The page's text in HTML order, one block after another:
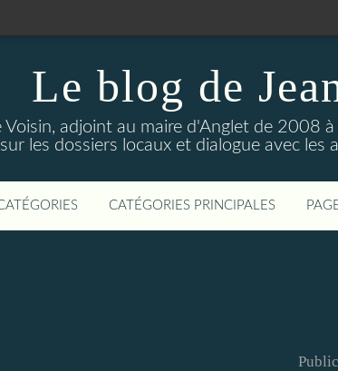
Le blog de
Voisin, adjoint au maire d'Anglet de 2008
les dossiers locaux et dialogue avec les
CATÉGORIES PRINCIPALES